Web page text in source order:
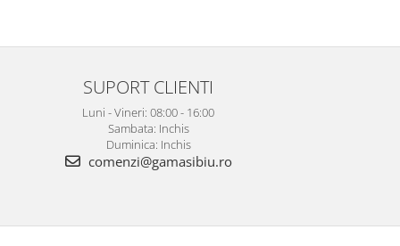
SUPORT CLIENTI
Luni - Vineri: 08:00 - 16:00
Sambata: Inchis
Duminica: Inchis
comenzi@gamasibiu.ro